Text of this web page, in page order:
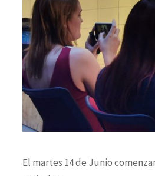
El martes 14 de Junio